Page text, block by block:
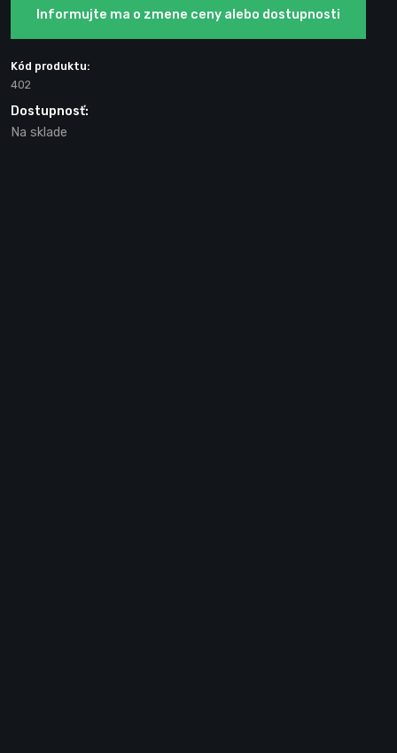
Informujte ma o zmene ceny alebo dostupnosti
Kód produktu:
402
Dostupnosť:
Na sklade